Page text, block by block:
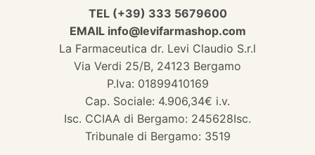
TEL (+39) 333 5679600
EMAIL info@levifarmashop.com
La Farmaceutica dr. Levi Claudio S.r.l
Via Verdi 25/B, 24123 Bergamo
P.Iva: 01899410169
Cap. Sociale: 4.906,34€ i.v.
Isc. CCIAA di Bergamo: 245628Isc.
Tribunale di Bergamo: 3519